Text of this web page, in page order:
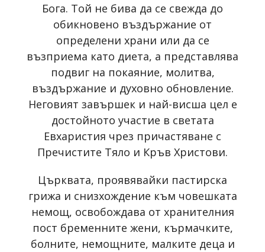
Бога. Той не бива да се свежда до
обикновено въздържание от
определени храни или да се
възприема като диета, а представлява
подвиг на покаяние, молитва,
въздържание и духовно обновление.
Неговият завършек и най-висша цел е
достойното участие в светата
Евхаристия чрез причастяване с
Пречистите Тяло и Кръв Христови.
Църквата, проявявайки пастирска
грижа и снизхождение към човешката
немощ, освобождава от хранителния
пост бременните жени, кърмачките,
болните, немощните, малките деца и